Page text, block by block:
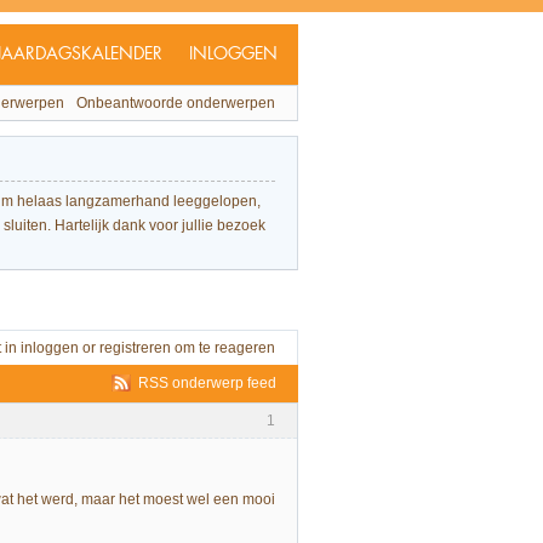
INLOGGEN
Onbeantwoorde onderwerpen
helaas langzamerhand leeggelopen,
Hartelijk dank voor jullie bezoek
in inloggen or registreren om te reageren
RSS onderwerp feed
1
het werd, maar het moest wel een mooi